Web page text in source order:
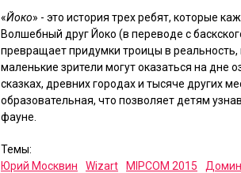
«Йоко» - это история трех ребят, которые
Волшебный друг Йоко (в переводе с
превращает придумки троицы в
маленькие зрители могут оказаться на дне
сказках, древних городах и тысяче других
образовательная, что позволяет детям
фауне.
Темы:
Юрий Москвин
Wizart MIPCOM 2015